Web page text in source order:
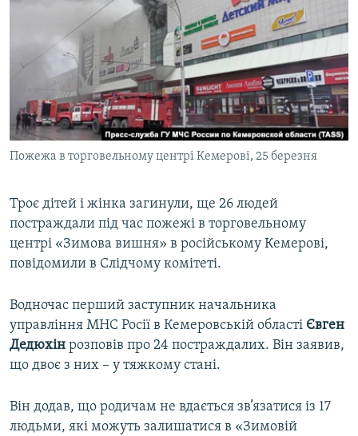
СПЕЦПРОЕКТИ
ДЕПОРТАЦІЯ
ВІДЕОУРОКИ «ELIFBE»
СВІДЧЕННЯ ОКУПАЦІЇ
УКРАЇНСЬКА ПРОБЛЕМА КРИМУ
ІНФОГРАФІКА
ЯК ОБІЙТИ БЛОКУВАННЯ
Русский
Qırımtatar
ДОЛУЧАЙСЯ!
Усі сайти RFE/RL
Пожежа в торговельному центрі Кемерові, 25 березня
Троє дітей і жінка загинули, ще 26 людей
постраждали під час пожежі в торговельному
центрі «Зимова вишня» в російському Кемерові,
повідомили в Слідчому комітеті.
Водночас перший заступник начальника
управління МНС Росії в Кемеровській області Євген
Дедюхін розповів про 24 постраждалих. Він заявив,
що двоє з них – у тяжкому стані.
Він додав, що родичам не вдається зв’язатися із 17
людьми, які можуть залишатися в «Зимовій